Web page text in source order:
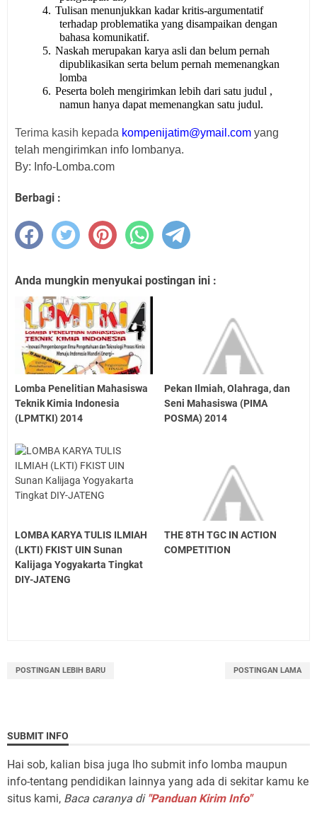
4. Tulisan menunjukkan kadar kritis-argumentatif
terhadap problematika yang disampaikan dengan
bahasa komunikatif.
5. Naskah merupakan karya asli dan belum pernah
dipublikasikan serta belum pernah memenangkan
lomba
6. Peserta boleh mengirimkan lebih dari satu judul ,
namun hanya dapat memenangkan satu judul.
Terima kasih kepada kompenijatim@ymail.com yang
telah mengirimkan info lombanya.
By: Info-Lomba.com
Berbagi :
Anda mungkin menyukai postingan ini :
Lomba Penelitian Mahasiswa
Teknik Kimia Indonesia
(LPMTKI) 2014
Pekan Ilmiah, Olahraga, dan
Seni Mahasiswa (PIMA
POSMA) 2014
LOMBA KARYA TULIS ILMIAH
(LKTI) FKIST UIN Sunan
Kalijaga Yogyakarta Tingkat
DIY-JATENG
THE 8TH TGC IN ACTION
COMPETITION
POSTINGAN LEBIH BARU POSTINGAN LAMA
SUBMIT INFO
Hai sob, kalian bisa juga lho submit info lomba maupun
info-tentang pendidikan lainnya yang ada di sekitar kamu ke
situs kami, Baca caranya di "Panduan Kirim Info"